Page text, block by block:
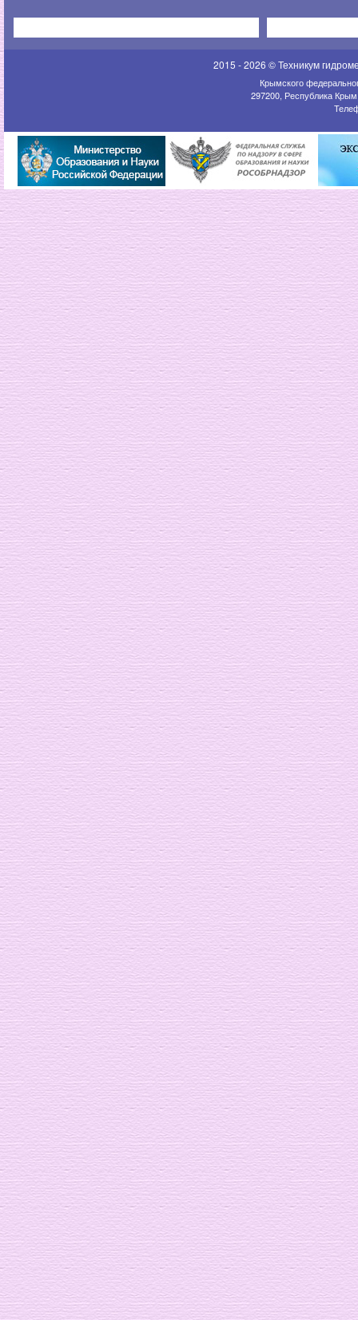
2015 - 2026 © Техникум
Крымского
297200, Республика